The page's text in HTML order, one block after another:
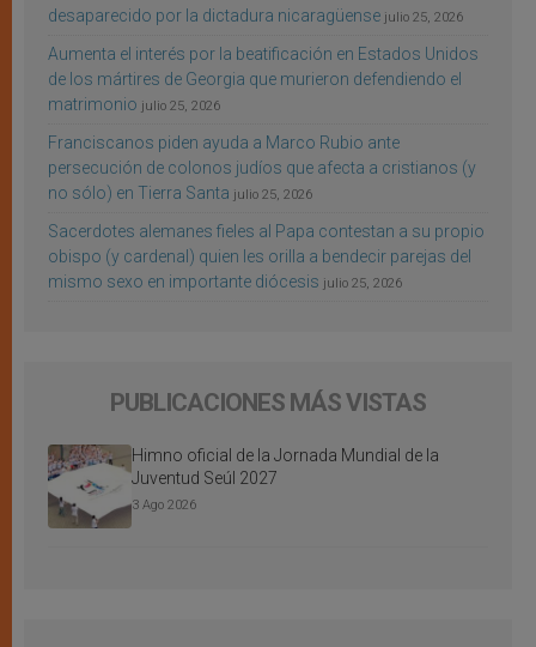
desaparecido por la dictadura nicaragüense julio 25, 2026
Aumenta el interés por la beatificación en Estados Unidos
de los mártires de Georgia que murieron defendiendo el
matrimonio julio 25, 2026
Franciscanos piden ayuda a Marco Rubio ante
persecución de colonos judíos que afecta a cristianos (y
no sólo) en Tierra Santa julio 25, 2026
Sacerdotes alemanes fieles al Papa contestan a su propio
obispo (y cardenal) quien les orilla a bendecir parejas del
mismo sexo en importante diócesis julio 25, 2026
PUBLICACIONES MÁS VISTAS
Himno oficial de la Jornada Mundial de la
Juventud Seúl 2027
3 Ago 2026